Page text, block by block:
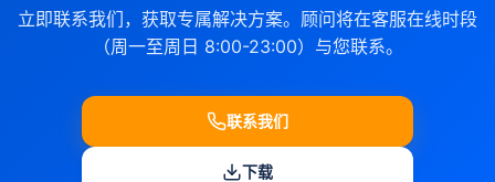
立即联系我们，获取专属解决方案。顾问将在客服在线时段
（周一至周日 8:00-23:00）与您联系。
联系我们
下载